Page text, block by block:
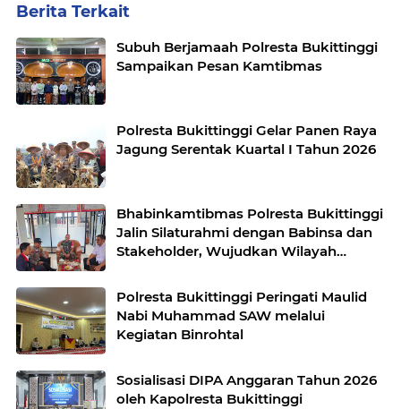
Berita Terkait
Subuh Berjamaah Polresta Bukittinggi
Sampaikan Pesan Kamtibmas
Polresta Bukittinggi Gelar Panen Raya
Jagung Serentak Kuartal I Tahun 2026
Bhabinkamtibmas Polresta Bukittinggi
Jalin Silaturahmi dengan Babinsa dan
Stakeholder, Wujudkan Wilayah
Polresta Bukittinggi Peringati Maulid
Nabi Muhammad SAW melalui
Kegiatan Binrohtal
Sosialisasi DIPA Anggaran Tahun 2026
oleh Kapolresta Bukittinggi